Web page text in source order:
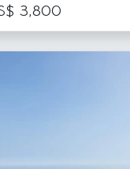
3,800